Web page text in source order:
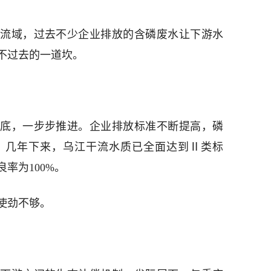
域，过去不少企业排放的含磷废水让下游水
去的一道坎。
，一步步推进。企业排放标准不断提高，磷
几年下来，乌江干流水质已全面达到Ⅱ类标
为100%。
不够。